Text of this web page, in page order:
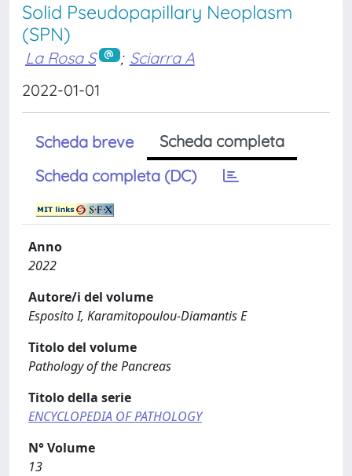
Solid Pseudopapillary Neoplasm
(SPN)
La Rosa S ; Sciarra A
2022-01-01
Scheda breve
Scheda completa
Scheda completa (DC)
Anno
2022
Autore/i del volume
Esposito I, Karamitopoulou-Diamantis E
Titolo del volume
Pathology of the Pancreas
Titolo della serie
ENCYCLOPEDIA OF PATHOLOGY
N° Volume
13